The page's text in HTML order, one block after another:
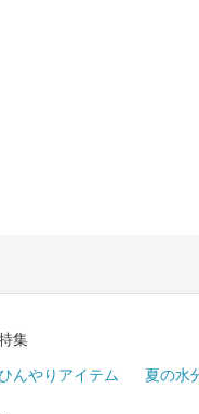
集
んやりアイテム 夏の水